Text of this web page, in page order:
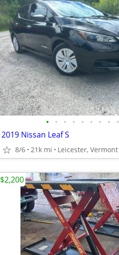
• • • • • • • • •
2019 Nissan Leaf S
8/6 21k mi Leicester, Vermont
$2,200